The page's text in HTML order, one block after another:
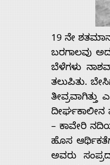
Home
19 ನೇ
ಬರಗಾಲವು
ಬೆಳೆಗಳು
ತಲುಪಿತು.
ದೀರ್ಘಕಾಲೀನ
– ಕಾವೇರಿ
ಹೊಸ
ಅವರು